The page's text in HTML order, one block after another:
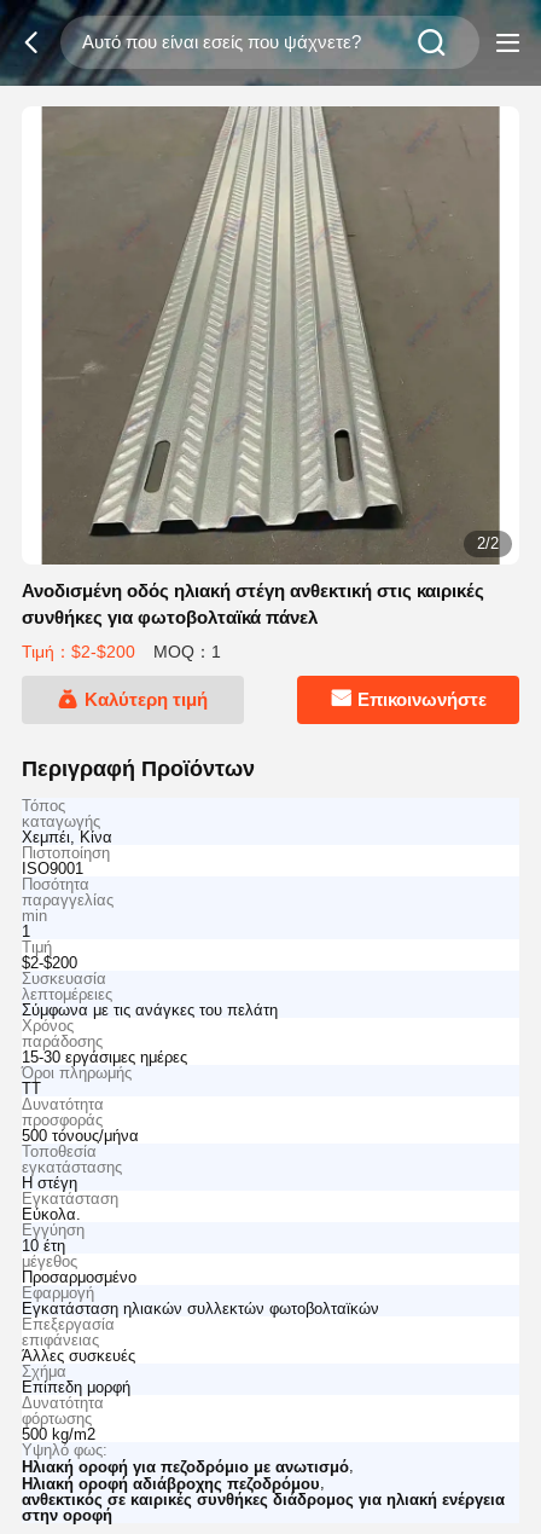
2/2
Ανοδισμένη οδός ηλιακή στέγη ανθεκτική στις καιρικές
συνθήκες για φωτοβολταϊκά πάνελ
Τιμή：$2-$200 MOQ：1
Καλύτερη τιμή Επικοινωνήστε
Περιγραφή Προϊόντων
Τόπος
καταγωγής
Χεμπέι, Κίνα
Πιστοποίηση
ISO9001
Ποσότητα
παραγγελίας
min
1
Τιμή
$2-$200
Συσκευασία
λεπτομέρειες
Σύμφωνα με τις ανάγκες του πελάτη
Χρόνος
παράδοσης
15-30 εργάσιμες ημέρες
Όροι πληρωμής
ΤΤ
Δυνατότητα
προσφοράς
500 τόνους/μήνα
Τοποθεσία
εγκατάστασης
Η στέγη
Εγκατάσταση
Εύκολα.
Εγγύηση
10 έτη
μέγεθος
Προσαρμοσμένο
Εφαρμογή
Εγκατάσταση ηλιακών συλλεκτών φωτοβολταϊκών
Επεξεργασία
επιφάνειας
Άλλες συσκευές
Σχήμα
Επίπεδη μορφή
Δυνατότητα
φόρτωσης
500 kg/m2
Υψηλό φως:
Ηλιακή οροφή για πεζοδρόμιο με ανωτισμό,
Ηλιακή οροφή αδιάβροχης πεζοδρόμου
ανθεκτικός σε καιρικές συνθήκες διάδρομος για ηλιακή ενέργεια
στην οροφή